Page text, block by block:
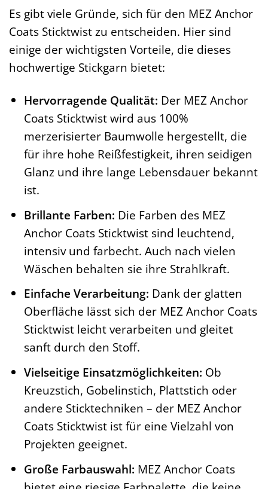
Es gibt viele Gründe, sich für den MEZ Anchor
Coats Sticktwist zu entscheiden. Hier sind
einige der wichtigsten Vorteile, die dieses
hochwertige Stickgarn bietet:
Hervorragende Qualität: Der MEZ Anchor
Coats Sticktwist wird aus 100%
merzerisierter Baumwolle hergestellt, die
für ihre hohe Reißfestigkeit, ihren seidigen
Glanz und ihre lange Lebensdauer bekannt
ist.
Brillante Farben: Die Farben des MEZ
Anchor Coats Sticktwist sind leuchtend,
intensiv und farbecht. Auch nach vielen
Wäschen behalten sie ihre Strahlkraft.
Einfache Verarbeitung: Dank der glatten
Oberfläche lässt sich der MEZ Anchor Coats
Sticktwist leicht verarbeiten und gleitet
sanft durch den Stoff.
Vielseitige Einsatzmöglichkeiten: Ob
Kreuzstich, Gobelinstich, Plattstich oder
andere Sticktechniken – der MEZ Anchor
Coats Sticktwist ist für eine Vielzahl von
Projekten geeignet.
Große Farbauswahl: MEZ Anchor Coats